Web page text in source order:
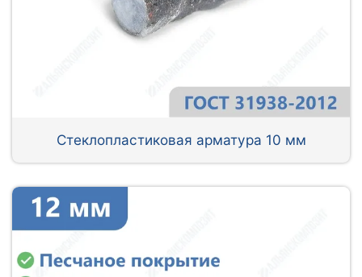
Стеклопластиковая арматура 10 мм